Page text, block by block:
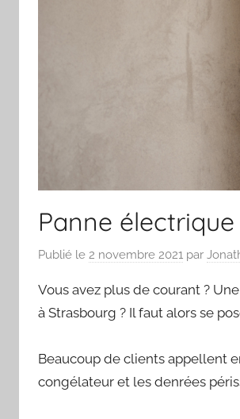
Panne
Publié le 2 novembre 2021 par
Vous avez plus de courant ?
à Strasbourg ? Il faut alors se
Beaucoup de clients appellent
congélateur et les denrées